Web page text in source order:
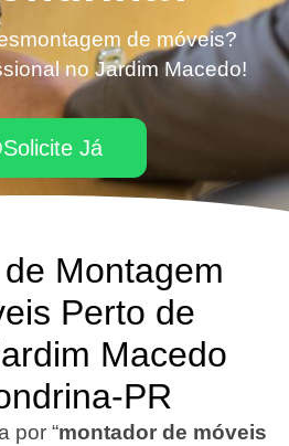
de móveis?
no Jardim Macedo!
Solicite Já
Montagem
Perto de
Macedo
PR
por “montador de móveis